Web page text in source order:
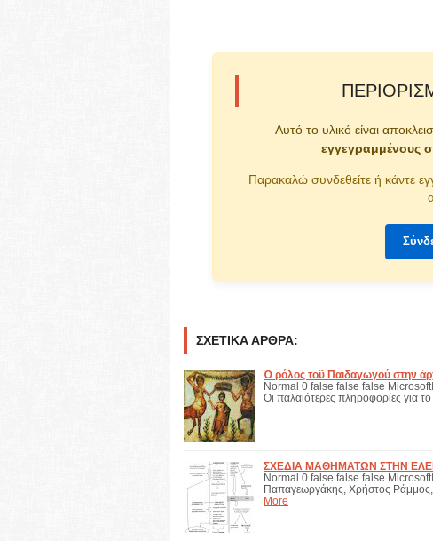
Αυτό το υλικό είναι
εγγεγραμμένους
Παρακαλώ συνδεθείτε ή κάντε
ΣΧΕΤΙΚΆ ΆΡΘΡΑ:
Ὁ ρόλος τοῦ Παιδαγωγού στην
Normal 0 false false false
Οι παλαιότερες πληροφορίες για
ΣΧΕΔΙΑ ΜΑΘΗΜΑΤΩΝ ΣΤΗΝ
Normal 0 false false false
Παπαγεωργάκης, Χρήστος
More